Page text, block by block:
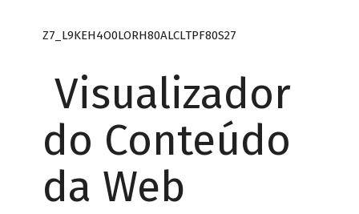
Z7_L9KEH4O0LORH80ALCLTPF80S27
Visualizador
do Conteúdo
da Web